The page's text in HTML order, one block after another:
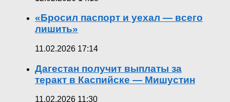
«Бросил паспорт и уехал — всего
лишить»
11.02.2026 17:14
Дагестан получит выплаты за
теракт в Каспийске — Мишустин
11.02.2026 11:30